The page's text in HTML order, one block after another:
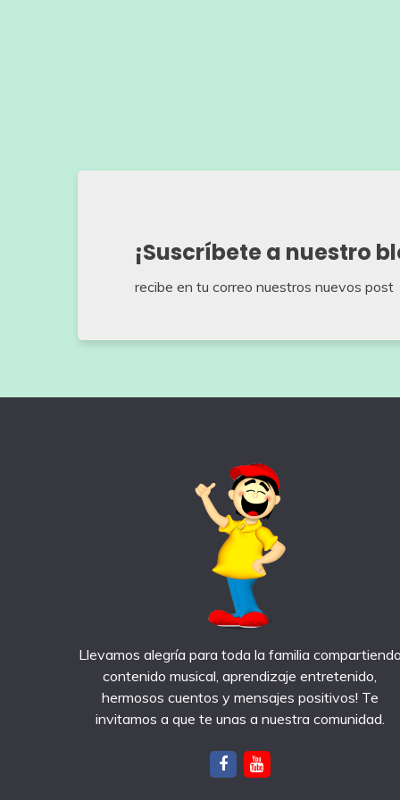
¡Suscríbete a nuestro
recibe en tu correo nuestros nuevos post
Llevamos alegría para toda la familia
contenido musical, aprendizaje entretenido,
hermosos cuentos y mensajes positivos! Te
invitamos a que te unas a nuestra comunidad.